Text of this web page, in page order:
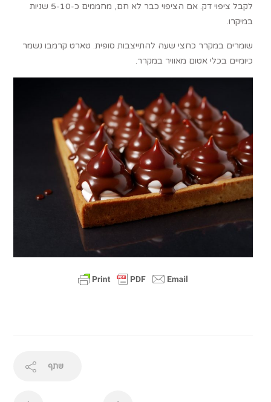
לקבל ציפוי דק. אם הציפוי כבר לא חם, מחממים כ-5-10 שניות
במיקרו.
שומרים במקרר כחצי שעה להתייצבות סופית. טארט קרמבו נשמר
כיומיים בכלי אטום מאוויר במקרר.
שתף